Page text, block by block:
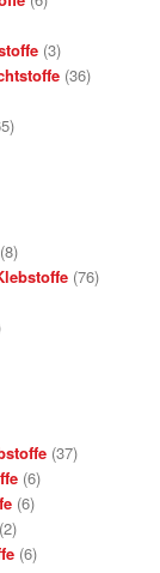
(3)
(36)
(8)
(76)
(37)
(6)
(6)
(2)
(6)